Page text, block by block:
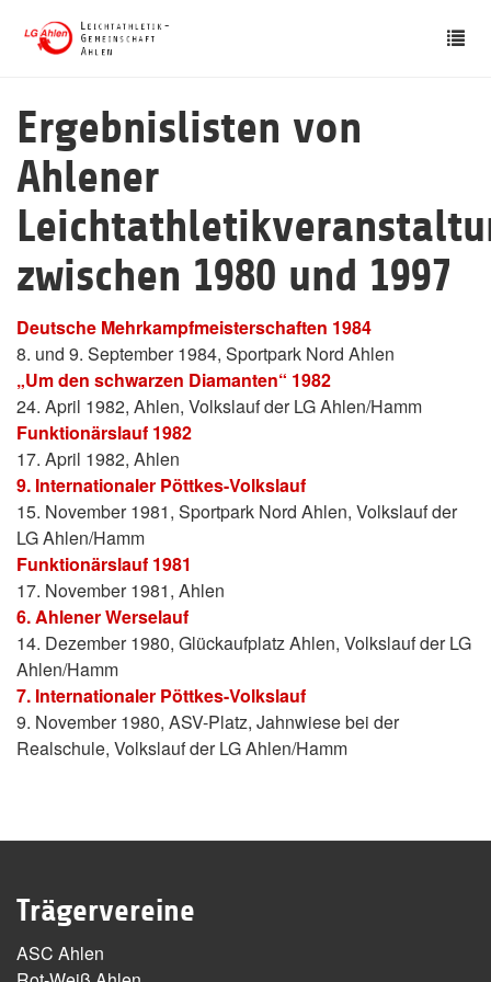
Ergebnislisten von
Ahlener
zwischen 1980 und 1997
Deutsche Mehrkampfmeisterschaften 1984
8. und 9. September 1984, Sportpark Nord Ahlen
„Um den schwarzen Diamanten“ 1982
24. April 1982, Ahlen, Volkslauf der LG Ahlen/Hamm
Funktionärslauf 1982
17. April 1982, Ahlen
9. Internationaler Pöttkes-Volkslauf
15. November 1981, Sportpark Nord Ahlen, Volkslauf der
LG Ahlen/Hamm
Funktionärslauf 1981
17. November 1981, Ahlen
6. Ahlener Werselauf
14. Dezember 1980, Glückaufplatz Ahlen, Volkslauf der LG
Ahlen/Hamm
7. Internationaler Pöttkes-Volkslauf
9. November 1980, ASV-Platz, Jahnwiese bei der
Realschule, Volkslauf der LG Ahlen/Hamm
Trägervereine
ASC Ahlen